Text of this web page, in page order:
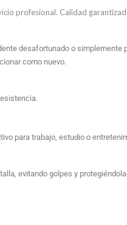
profesional. Calidad
desafortunado o simplemente
como nuevo.
para trabajo, estudio o
evitando golpes y